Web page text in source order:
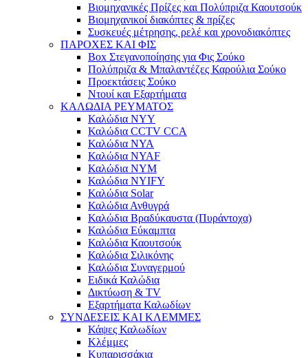
Βιομηχανικές Πρίζες και Πολύπριζα Καουτσούκ
Βιομηχανικοί διακόπτες & πρίζες
Συσκευές μέτρησης, ρελέ και χρονοδιακόπτες
ΠΑΡΟΧΕΣ ΚΑΙ ΦΙΣ
Box Στεγανοποίησης για Φις Σούκο
Πολύπριζα & Μπαλαντέζες Καρούλια Σούκο
Προεκτάσεις Σούκο
Ντουί και Εξαρτήματα
ΚΑΛΩΔΙΑ ΡΕΥΜΑΤΟΣ
Καλώδια NYY
Καλώδια CCTV CCA
Καλώδια NYA
Καλώδια NYAF
Καλώδια NYM
Καλώδια NYIFY
Καλώδια Solar
Καλώδια Ανθυγρά
Καλώδια Βραδύκαυστα (Πυράντοχα)
Καλώδια Εύκαμπτα
Καλώδια Καουτσούκ
Καλώδια Σιλικόνης
Καλώδια Συναγερμού
Ειδικά Καλώδια
Δικτύωση & TV
Εξαρτήματα Καλωδίων
ΣΥΝΔΕΣΕΙΣ ΚΑΙ ΚΛΕΜΜΕΣ
Κάψες Καλωδίων
Κλέμμες
Κυπαρισσάκια